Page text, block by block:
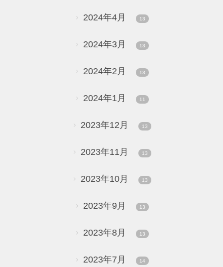
2024年4月 13
2024年3月 13
2024年2月 13
2024年1月 11
2023年12月 13
2023年11月 13
2023年10月 13
2023年9月 13
2023年8月 13
2023年7月 14